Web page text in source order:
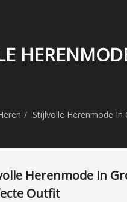
Stijlvolle Herenmode
Herenmode in
Outfit